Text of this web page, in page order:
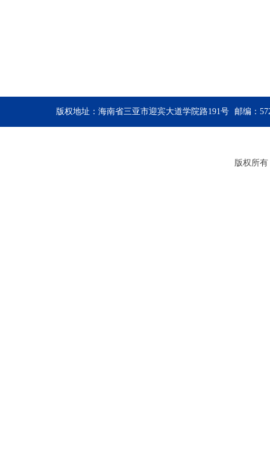
版权地址：海南省三亚市迎宾大道学院路191号 邮编：
版权所有